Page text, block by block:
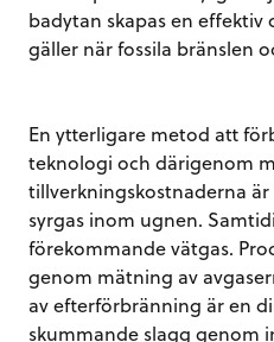
badytan skapas en
gäller när fossila bränslen
En ytterligare metod att
teknologi och därigenom
tillverkningskostnaderna
syrgas inom ugnen.
förekommande vätgas.
genom mätning av
av efterförbränning är en
skummande slagg genom